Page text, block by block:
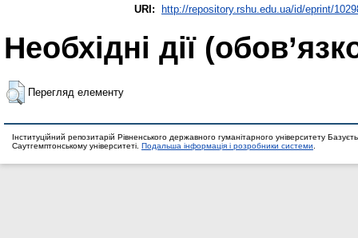
URI:
http://repository.rshu.edu.ua/id/eprint/
Необхідні дії
Перегляд елементу
Інституційний репозитарій Рівненського державного гуманітарного університету
Саутгемптонському університеті. Подальша інформація і розробники системи